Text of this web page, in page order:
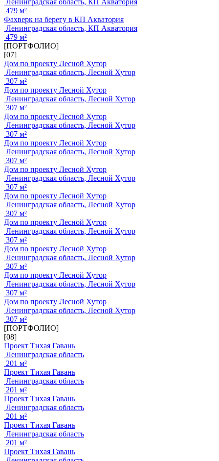
Ленинградская область, КП Акватория
479 м²
Фахверк на берегу в КП Акватория
Ленинградская область, КП Акватория
479 м²
[ПОРТФОЛИО]
[07]
Дом по проекту Лесной Хутор
Ленинградская область, Лесной Хутор
307 м²
Дом по проекту Лесной Хутор
Ленинградская область, Лесной Хутор
307 м²
Дом по проекту Лесной Хутор
Ленинградская область, Лесной Хутор
307 м²
Дом по проекту Лесной Хутор
Ленинградская область, Лесной Хутор
307 м²
Дом по проекту Лесной Хутор
Ленинградская область, Лесной Хутор
307 м²
Дом по проекту Лесной Хутор
Ленинградская область, Лесной Хутор
307 м²
Дом по проекту Лесной Хутор
Ленинградская область, Лесной Хутор
307 м²
Дом по проекту Лесной Хутор
Ленинградская область, Лесной Хутор
307 м²
Дом по проекту Лесной Хутор
Ленинградская область, Лесной Хутор
307 м²
Дом по проекту Лесной Хутор
Ленинградская область, Лесной Хутор
307 м²
[ПОРТФОЛИО]
[08]
Проект Тихая Гавань
Ленинградская область
201 м²
Проект Тихая Гавань
Ленинградская область
201 м²
Проект Тихая Гавань
Ленинградская область
201 м²
Проект Тихая Гавань
Ленинградская область
201 м²
Проект Тихая Гавань